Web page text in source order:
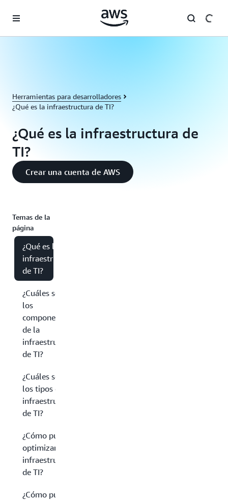
Herramientas para desarrolladores
¿Qué es la infraestructura de TI?
¿Qué es la infraestructura de
TI?
Crear una cuenta de AWS
Temas de la
página
¿Qué es la
infraestructura
de TI?
¿Cuáles son
los
componentes
de la
infraestructura
de TI?
¿Cuáles son
los tipos de
infraestructura
de TI?
¿Cómo puede
optimizar su
infraestructura
de TI?
¿Cómo puede